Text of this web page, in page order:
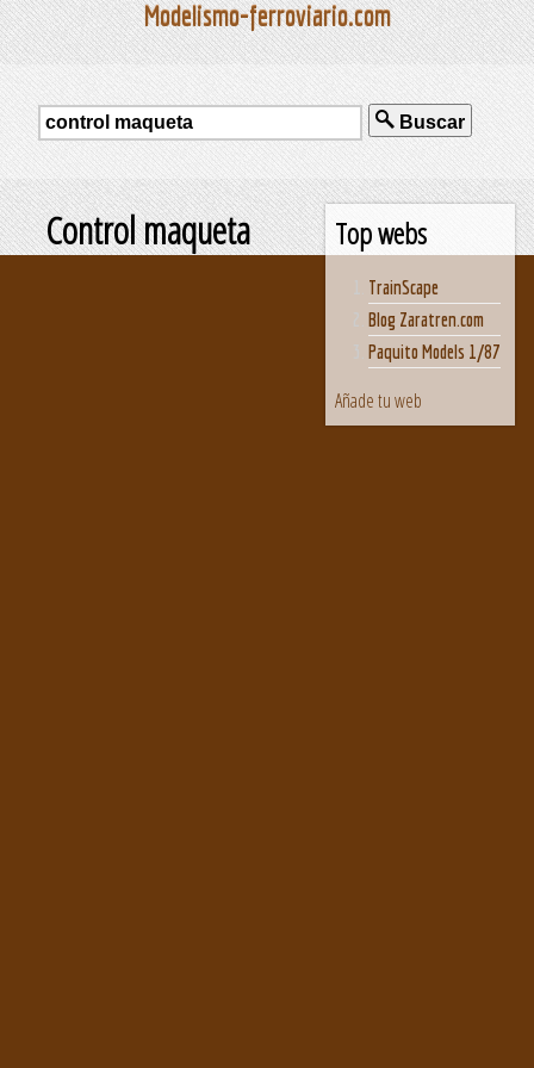
Modelismo-ferroviario.com
Buscar
Top webs
TrainScape
Blog Zaratren.com
Paquito Models 1/87
Añade tu web
Control maqueta